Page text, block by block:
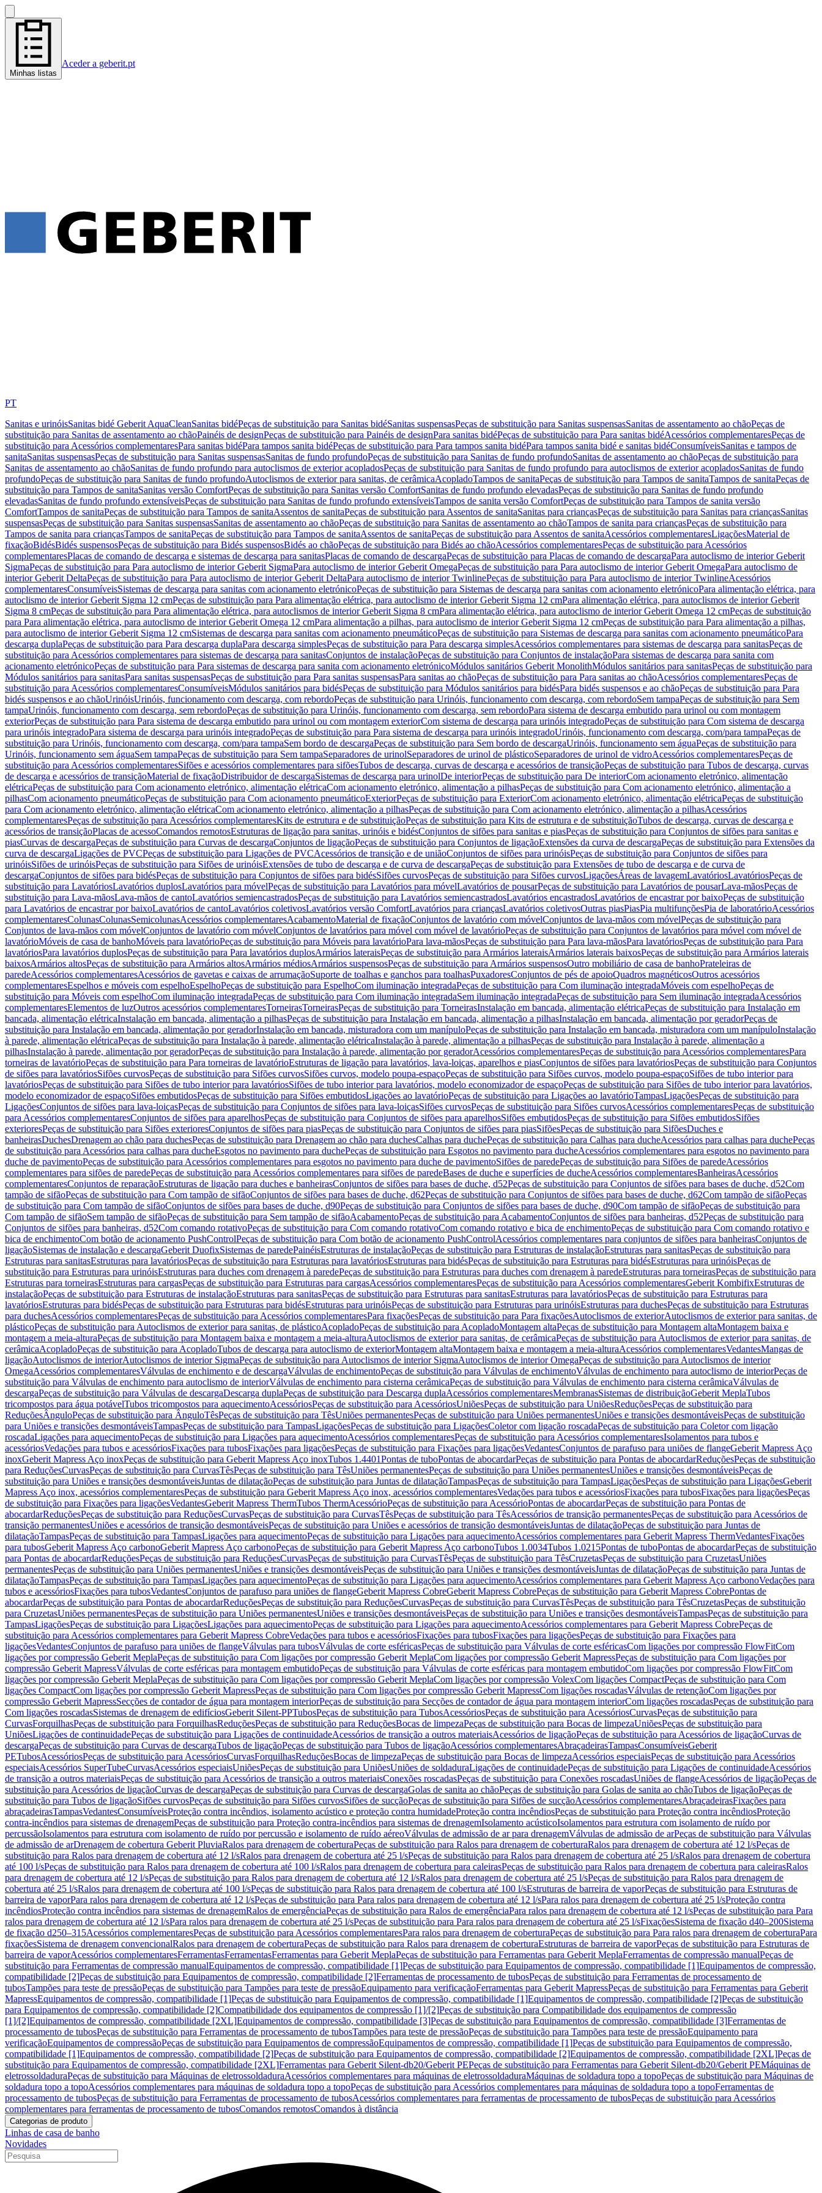
Minhas listas
Aceder a geberit.pt
PT
Sanitas e urinóisSanitas bidé Geberit AquaCleanSanitas bidéPeças de substituição para Sanitas bidéSanitas suspensasPeças de substituição para Sanitas suspensasSanitas de assentamento ao chãoPeças de
substituição para Sanitas de assentamento ao chãoPainéis de designPeças de substituição para Painéis de designPara sanitas bidéPeças de substituição para Para sanitas bidéAcessórios complementaresPeças de
substituição para Acessórios complementaresPara sanitas bidéPara tampos sanita bidéPeças de substituição para Para tampos sanita bidéPara tampos sanita bidé e sanitas bidéConsumíveisSanitas e tampos de
sanitaSanitas suspensasPeças de substituição para Sanitas suspensasSanitas de fundo profundoPeças de substituição para Sanitas de fundo profundoSanitas de assentamento ao chãoPeças de substituição para
Sanitas de assentamento ao chãoSanitas de fundo profundo para autoclismos de exterior acopladosPeças de substituição para Sanitas de fundo profundo para autoclismos de exterior acopladosSanitas de fundo
profundoPeças de substituição para Sanitas de fundo profundoAutoclismos de exterior para sanitas, de cerâmicaAcopladoTampos de sanitaPeças de substituição para Tampos de sanitaTampos de sanitaPeças de
substituição para Tampos de sanitaSanitas versão ComfortPeças de substituição para Sanitas versão ComfortSanitas de fundo profundo elevadasPeças de substituição para Sanitas de fundo profundo
elevadasSanitas de fundo profundo extensíveisPeças de substituição para Sanitas de fundo profundo extensíveisTampos de sanita versão ComfortPeças de substituição para Tampos de sanita versão
ComfortTampos de sanitaPeças de substituição para Tampos de sanitaAssentos de sanitaPeças de substituição para Assentos de sanitaSanitas para criançasPeças de substituição para Sanitas para criançasSanitas
suspensasPeças de substituição para Sanitas suspensasSanitas de assentamento ao chãoPeças de substituição para Sanitas de assentamento ao chãoTampos de sanita para criançasPeças de substituição para
Tampos de sanita para criançasTampos de sanitaPeças de substituição para Tampos de sanitaAssentos de sanitaPeças de substituição para Assentos de sanitaAcessórios complementaresLigaçõesMaterial de
fixaçãoBidésBidés suspensosPeças de substituição para Bidés suspensosBidés ao chãoPeças de substituição para Bidés ao chãoAcessórios complementaresPeças de substituição para Acessórios
complementaresPlacas de comando de descarga e sistemas de descarga para sanitasPlacas de comando de descargaPeças de substituição para Placas de comando de descargaPara autoclismo de interior Geberit
SigmaPeças de substituição para Para autoclismo de interior Geberit SigmaPara autoclismo de interior Geberit OmegaPeças de substituição para Para autoclismo de interior Geberit OmegaPara autoclismo de
interior Geberit DeltaPeças de substituição para Para autoclismo de interior Geberit DeltaPara autoclismo de interior TwinlinePeças de substituição para Para autoclismo de interior TwinlineAcessórios
complementaresConsumíveisSistemas de descarga para sanitas com acionamento eletrónicoPeças de substituição para Sistemas de descarga para sanitas com acionamento eletrónicoPara alimentação elétrica, para
autoclismo de interior Geberit Sigma 12 cmPeças de substituição para Para alimentação elétrica, para autoclismo de interior Geberit Sigma 12 cmPara alimentação elétrica, para autoclismos de interior Geberit
Sigma 8 cmPeças de substituição para Para alimentação elétrica, para autoclismos de interior Geberit Sigma 8 cmPara alimentação elétrica, para autoclismo de interior Geberit Omega 12 cmPeças de substituição
para Para alimentação elétrica, para autoclismo de interior Geberit Omega 12 cmPara alimentação a pilhas, para autoclismo de interior Geberit Sigma 12 cmPeças de substituição para Para alimentação a pilhas,
para autoclismo de interior Geberit Sigma 12 cmSistemas de descarga para sanitas com acionamento pneumáticoPeças de substituição para Sistemas de descarga para sanitas com acionamento pneumáticoPara
descarga duplaPeças de substituição para Para descarga duplaPara descarga simplesPeças de substituição para Para descarga simplesAcessórios complementares para sistemas de descarga para sanitasPeças de
substituição para Acessórios complementares para sistemas de descarga para sanitasConjuntos de instalaçãoPeças de substituição para Conjuntos de instalaçãoPara sistemas de descarga para sanita com
acionamento eletrónicoPeças de substituição para Para sistemas de descarga para sanita com acionamento eletrónicoMódulos sanitários Geberit MonolithMódulos sanitários para sanitasPeças de substituição para
Módulos sanitários para sanitasPara sanitas suspensasPeças de substituição para Para sanitas suspensasPara sanitas ao chãoPeças de substituição para Para sanitas ao chãoAcessórios complementaresPeças de
substituição para Acessórios complementaresConsumíveisMódulos sanitários para bidésPeças de substituição para Módulos sanitários para bidésPara bidés suspensos e ao chãoPeças de substituição para Para
bidés suspensos e ao chãoUrinóisUrinóis, funcionamento com descarga, com rebordoPeças de substituição para Urinóis, funcionamento com descarga, com rebordoSem tampaPeças de substituição para Sem
tampaUrinóis, funcionamento com descarga, sem rebordoPeças de substituição para Urinóis, funcionamento com descarga, sem rebordoPara sistema de descarga embutido para urinol ou com montagem
exteriorPeças de substituição para Para sistema de descarga embutido para urinol ou com montagem exteriorCom sistema de descarga para urinóis integradoPeças de substituição para Com sistema de descarga
para urinóis integradoPara sistema de descarga para urinóis integradoPeças de substituição para Para sistema de descarga para urinóis integradoUrinóis, funcionamento com descarga, com/para tampaPeças de
substituição para Urinóis, funcionamento com descarga, com/para tampaSem bordo de descargaPeças de substituição para Sem bordo de descargaUrinóis, funcionamento sem águaPeças de substituição para
Urinóis, funcionamento sem águaSem tampaPeças de substituição para Sem tampaSeparadores de urinolSeparadores de urinol de plásticoSeparadores de urinol de vidroAcessórios complementaresPeças de
substituição para Acessórios complementaresSifões e acessórios complementares para sifõesTubos de descarga, curvas de descarga e acessórios de transiçãoPeças de substituição para Tubos de descarga, curvas
de descarga e acessórios de transiçãoMaterial de fixaçãoDistribuidor de descargaSistemas de descarga para urinolDe interiorPeças de substituição para De interiorCom acionamento eletrónico, alimentação
elétricaPeças de substituição para Com acionamento eletrónico, alimentação elétricaCom acionamento eletrónico, alimentação a pilhasPeças de substituição para Com acionamento eletrónico, alimentação a
pilhasCom acionamento pneumáticoPeças de substituição para Com acionamento pneumáticoExteriorPeças de substituição para ExteriorCom acionamento eletrónico, alimentação elétricaPeças de substituição
para Com acionamento eletrónico, alimentação elétricaCom acionamento eletrónico, alimentação a pilhasPeças de substituição para Com acionamento eletrónico, alimentação a pilhasAcessórios
complementaresPeças de substituição para Acessórios complementaresKits de estrutura e de substituiçãoPeças de substituição para Kits de estrutura e de substituiçãoTubos de descarga, curvas de descarga e
acessórios de transiçãoPlacas de acessoComandos remotosEstruturas de ligação para sanitas, urinóis e bidésConjuntos de sifões para sanitas e piasPeças de substituição para Conjuntos de sifões para sanitas e
piasCurvas de descargaPeças de substituição para Curvas de descargaConjuntos de ligaçãoPeças de substituição para Conjuntos de ligaçãoExtensões da curva de descargaPeças de substituição para Extensões da
curva de descargaLigações de PVCPeças de substituição para Ligações de PVCAcessórios de transição e de uniãoConjuntos de sifões para urinóisPeças de substituição para Conjuntos de sifões para
urinóisSifões de urinóisPeças de substituição para Sifões de urinóisExtensões de tubo de descarga e de curva de descargaPeças de substituição para Extensões de tubo de descarga e de curva de
descargaConjuntos de sifões para bidésPeças de substituição para Conjuntos de sifões para bidésSifões curvosPeças de substituição para Sifões curvosLigaçõesÁreas de lavagemLavatóriosLavatóriosPeças de
substituição para LavatóriosLavatórios duplosLavatórios para móvelPeças de substituição para Lavatórios para móvelLavatórios de pousarPeças de substituição para Lavatórios de pousarLava-mãosPeças de
substituição para Lava-mãosLava-mãos de cantoLavatórios semiencastradosPeças de substituição para Lavatórios semiencastradosLavatórios encastradosLavatórios de encastrar por baixoPeças de substituição
para Lavatórios de encastrar por baixoLavatórios de cantoLavatórios coletivosLavatórios versão ComfortLavatórios para criançasLavatórios coletivosOutras piasPiasPia multifunçõesPia de laboratórioAcessórios
complementaresColunasColunasSemicolunasAcessórios complementaresAcabamentoMaterial de fixaçãoConjuntos de lavatório com móvelConjuntos de lava-mãos com móvelPeças de substituição para
Conjuntos de lava-mãos com móvelConjuntos de lavatório com móvelConjuntos de lavatórios para móvel com móvel de lavatórioPeças de substituição para Conjuntos de lavatórios para móvel com móvel de
lavatórioMóveis de casa de banhoMóveis para lavatórioPeças de substituição para Móveis para lavatórioPara lava-mãosPeças de substituição para Para lava-mãosPara lavatóriosPeças de substituição para Para
lavatóriosPara lavatórios duplosPeças de substituição para Para lavatórios duplosArmários lateraisPeças de substituição para Armários lateraisArmários laterais baixosPeças de substituição para Armários laterais
baixosArmários altosPeças de substituição para Armários altosArmários médiosArmários suspensosPeças de substituição para Armários suspensosOutro mobiliário de casa de banhoPrateleiras de
paredeAcessórios complementaresAcessórios de gavetas e caixas de arrumaçãoSuporte de toalhas e ganchos para toalhasPuxadoresConjuntos de pés de apoioQuadros magnéticosOutros acessórios
complementaresEspelhos e móveis com espelhoEspelhoPeças de substituição para EspelhoCom iluminação integradaPeças de substituição para Com iluminação integradaMóveis com espelhoPeças de
substituição para Móveis com espelhoCom iluminação integradaPeças de substituição para Com iluminação integradaSem iluminação integradaPeças de substituição para Sem iluminação integradaAcessórios
complementaresElementos de luzOutros acessórios complementaresTorneirasTorneirasPeças de substituição para TorneirasInstalação em bancada, alimentação elétricaPeças de substituição para Instalação em
bancada, alimentação elétricaInstalação em bancada, alimentação a pilhasPeças de substituição para Instalação em bancada, alimentação a pilhasInstalação em bancada, alimentação por geradorPeças de
substituição para Instalação em bancada, alimentação por geradorInstalação em bancada, misturadora com um manípuloPeças de substituição para Instalação em bancada, misturadora com um manípuloInstalação
à parede, alimentação elétricaPeças de substituição para Instalação à parede, alimentação elétricaInstalação à parede, alimentação a pilhasPeças de substituição para Instalação à parede, alimentação a
pilhasInstalação à parede, alimentação por geradorPeças de substituição para Instalação à parede, alimentação por geradorAcessórios complementaresPeças de substituição para Acessórios complementaresPara
torneiras de lavatórioPeças de substituição para Para torneiras de lavatórioEstruturas de ligação para lavatórios, lava-loiças, aparelhos e piasConjuntos de sifões para lavatóriosPeças de substituição para Conjuntos
de sifões para lavatóriosSifões curvosPeças de substituição para Sifões curvosSifões curvos, modelo poupa-espaçoPeças de substituição para Sifões curvos, modelo poupa-espaçoSifões de tubo interior para
lavatóriosPeças de substituição para Sifões de tubo interior para lavatóriosSifões de tubo interior para lavatórios, modelo economizador de espaçoPeças de substituição para Sifões de tubo interior para lavatórios,
modelo economizador de espaçoSifões embutidosPeças de substituição para Sifões embutidosLigações ao lavatórioPeças de substituição para Ligações ao lavatórioTampasLigaçõesPeças de substituição para
LigaçõesConjuntos de sifões para lava-loiçasPeças de substituição para Conjuntos de sifões para lava-loiçasSifões curvosPeças de substituição para Sifões curvosAcessórios complementaresPeças de substituição
para Acessórios complementaresConjuntos de sifões para aparelhosPeças de substituição para Conjuntos de sifões para aparelhosSifões embutidosPeças de substituição para Sifões embutidosSifões
exterioresPeças de substituição para Sifões exterioresConjuntos de sifões para piasPeças de substituição para Conjuntos de sifões para piasSifõesPeças de substituição para SifõesDuches e
banheirasDuchesDrenagem ao chão para duchesPeças de substituição para Drenagem ao chão para duchesCalhas para duchePeças de substituição para Calhas para ducheAcessórios para calhas para duchePeças
de substituição para Acessórios para calhas para ducheEsgotos no pavimento para duchePeças de substituição para Esgotos no pavimento para ducheAcessórios complementares para esgotos no pavimento para
duche de pavimentoPeças de substituição para Acessórios complementares para esgotos no pavimento para duche de pavimentoSifões de paredePeças de substituição para Sifões de paredeAcessórios
complementares para sifões de paredePeças de substituição para Acessórios complementares para sifões de paredeBases de duche e superfícies de ducheAcessórios complementaresBanheirasAcessórios
complementaresConjuntos de reparaçãoEstruturas de ligação para duches e banheirasConjuntos de sifões para bases de duche, d52Peças de substituição para Conjuntos de sifões para bases de duche, d52Com
tampão de sifãoPeças de substituição para Com tampão de sifãoConjuntos de sifões para bases de duche, d62Peças de substituição para Conjuntos de sifões para bases de duche, d62Com tampão de sifãoPeças
de substituição para Com tampão de sifãoConjuntos de sifões para bases de duche, d90Peças de substituição para Conjuntos de sifões para bases de duche, d90Com tampão de sifãoPeças de substituição para
Com tampão de sifãoSem tampão de sifãoPeças de substituição para Sem tampão de sifãoAcabamentoPeças de substituição para AcabamentoConjuntos de sifões para banheiras, d52Peças de substituição para
Conjuntos de sifões para banheiras, d52Com comando rotativoPeças de substituição para Com comando rotativoCom comando rotativo e bica de enchimentoPeças de substituição para Com comando rotativo e
bica de enchimentoCom botão de acionamento PushControlPeças de substituição para Com botão de acionamento PushControlAcessórios complementares para conjuntos de sifões para banheirasConjuntos de
ligaçãoSistemas de instalação e descargaGeberit DuofixSistemas de paredePainéisEstruturas de instalaçãoPeças de substituição para Estruturas de instalaçãoEstruturas para sanitasPeças de substituição para
Estruturas para sanitasEstruturas para lavatóriosPeças de substituição para Estruturas para lavatóriosEstruturas para bidésPeças de substituição para Estruturas para bidésEstruturas para urinóisPeças de
substituição para Estruturas para urinóisEstruturas para duches com drenagem à paredePeças de substituição para Estruturas para duches com drenagem à paredeEstruturas para torneirasPeças de substituição para
Estruturas para torneirasEstruturas para cargasPeças de substituição para Estruturas para cargasAcessórios complementaresPeças de substituição para Acessórios complementaresGeberit KombifixEstruturas de
instalaçãoPeças de substituição para Estruturas de instalaçãoEstruturas para sanitasPeças de substituição para Estruturas para sanitasEstruturas para lavatóriosPeças de substituição para Estruturas para
lavatóriosEstruturas para bidésPeças de substituição para Estruturas para bidésEstruturas para urinóisPeças de substituição para Estruturas para urinóisEstruturas para duchesPeças de substituição para Estruturas
para duchesAcessórios complementaresPeças de substituição para Acessórios complementaresPara fixaçõesPeças de substituição para Para fixaçõesAutoclismos de exteriorAutoclismos de exterior para sanitas, de
plásticoPeças de substituição para Autoclismos de exterior para sanitas, de plásticoAcopladoPeças de substituição para AcopladoMontagem altaPeças de substituição para Montagem altaMontagem baixa e
montagem a meia-alturaPeças de substituição para Montagem baixa e montagem a meia-alturaAutoclismos de exterior para sanitas, de cerâmicaPeças de substituição para Autoclismos de exterior para sanitas, de
cerâmicaAcopladoPeças de substituição para AcopladoTubos de descarga para autoclismo de exteriorMontagem altaMontagem baixa e montagem a meia-alturaAcessórios complementaresVedantesMangas de
ligaçãoAutoclismos de interiorAutoclismos de interior SigmaPeças de substituição para Autoclismos de interior SigmaAutoclismos de interior OmegaPeças de substituição para Autoclismos de interior
OmegaAcessórios complementaresVálvulas de enchimento e de descargaVálvulas de enchimentoPeças de substituição para Válvulas de enchimentoVálvulas de enchimento para autoclismo de interiorPeças de
substituição para Válvulas de enchimento para autoclismo de interiorVálvulas de enchimento para cisterna cerâmicaPeças de substituição para Válvulas de enchimento para cisterna cerâmicaVálvulas de
descargaPeças de substituição para Válvulas de descargaDescarga duplaPeças de substituição para Descarga duplaAcessórios complementaresMembranasSistemas de distribuiçãoGeberit MeplaTubos
tricompostos para água potávelTubos tricompostos para aquecimentoAcessóriosPeças de substituição para AcessóriosUniõesPeças de substituição para UniõesReduçõesPeças de substituição para
ReduçõesÂnguloPeças de substituição para ÂnguloTêsPeças de substituição para TêsUniões permanentesPeças de substituição para Uniões permanentesUniões e transições desmontáveisPeças de substituição
para Uniões e transições desmontáveisTampasPeças de substituição para TampasLigaçõesPeças de substituição para LigaçõesColetor com ligação roscadaPeças de substituição para Coletor com ligação
roscadaLigações para aquecimentoPeças de substituição para Ligações para aquecimentoAcessórios complementaresPeças de substituição para Acessórios complementaresIsolamentos para tubos e
acessóriosVedações para tubos e acessóriosFixações para tubosFixações para ligaçõesPeças de substituição para Fixações para ligaçõesVedantesConjuntos de parafuso para uniões de flangeGeberit Mapress Aço
inoxGeberit Mapress Aço inoxPeças de substituição para Geberit Mapress Aço inoxTubos 1.4401Pontas de tuboPontas de abocardarPeças de substituição para Pontas de abocardarReduçõesPeças de substituição
para ReduçõesCurvasPeças de substituição para CurvasTêsPeças de substituição para TêsUniões permanentesPeças de substituição para Uniões permanentesUniões e transições desmontáveisPeças de
substituição para Uniões e transições desmontáveisJuntas de dilataçãoPeças de substituição para Juntas de dilataçãoTampasPeças de substituição para TampasLigaçõesPeças de substituição para LigaçõesGeberit
Mapress Aço inox, acessórios complementaresPeças de substituição para Geberit Mapress Aço inox, acessórios complementaresVedações para tubos e acessóriosFixações para tubosFixações para ligaçõesPeças
de substituição para Fixações para ligaçõesVedantesGeberit Mapress ThermTubos ThermAcessórioPeças de substituição para AcessórioPontas de abocardarPeças de substituição para Pontas de
abocardarReduçõesPeças de substituição para ReduçõesCurvasPeças de substituição para CurvasTêsPeças de substituição para TêsAcessórios de transição permanentesPeças de substituição para Acessórios de
transição permanentesUniões e acessórios de transição desmontáveisPeças de substituição para Uniões e acessórios de transição desmontáveisJuntas de dilataçãoPeças de substituição para Juntas de
dilataçãoTampasPeças de substituição para TampasLigações para aquecimentoPeças de substituição para Ligações para aquecimentoAcessórios complementares para Geberit Mapress ThermVedantesFixações
para tubosGeberit Mapress Aço carbonoGeberit Mapress Aço carbonoPeças de substituição para Geberit Mapress Aço carbonoTubos 1.0034Tubos 1.0215Pontas de tuboPontas de abocardarPeças de substituição
para Pontas de abocardarReduçõesPeças de substituição para ReduçõesCurvasPeças de substituição para CurvasTêsPeças de substituição para TêsCruzetasPeças de substituição para CruzetasUniões
permanentesPeças de substituição para Uniões permanentesUniões e transições desmontáveisPeças de substituição para Uniões e transições desmontáveisJuntas de dilataçãoPeças de substituição para Juntas de
dilataçãoTampasPeças de substituição para TampasLigações para aquecimentoPeças de substituição para Ligações para aquecimentoAcessórios complementares para Geberit Mapress Aço carbonoVedações para
tubos e acessóriosFixações para tubosVedantesConjuntos de parafuso para uniões de flangeGeberit Mapress CobreGeberit Mapress CobrePeças de substituição para Geberit Mapress CobrePontas de
abocardarPeças de substituição para Pontas de abocardarReduçõesPeças de substituição para ReduçõesCurvasPeças de substituição para CurvasTêsPeças de substituição para TêsCruzetasPeças de substituição
para CruzetasUniões permanentesPeças de substituição para Uniões permanentesUniões e transições desmontáveisPeças de substituição para Uniões e transições desmontáveisTampasPeças de substituição para
TampasLigaçõesPeças de substituição para LigaçõesLigações para aquecimentoPeças de substituição para Ligações para aquecimentoAcessórios complementares para Geberit Mapress CobrePeças de
substituição para Acessórios complementares para Geberit Mapress CobreVedações para tubos e acessóriosFixações para tubosFixações para ligaçõesPeças de substituição para Fixações para
ligaçõesVedantesConjuntos de parafuso para uniões de flangeVálvulas para tubosVálvulas de corte esféricasPeças de substituição para Válvulas de corte esféricasCom ligações por compressão FlowFitCom
ligações por compressão Geberit MeplaPeças de substituição para Com ligações por compressão Geberit MeplaCom ligações por compressão Geberit MapressPeças de substituição para Com ligações por
compressão Geberit MapressVálvulas de corte esféricas para montagem embutidoPeças de substituição para Válvulas de corte esféricas para montagem embutidoCom ligações por compressão FlowFitCom
ligações por compressão Geberit MeplaPeças de substituição para Com ligações por compressão Geberit MeplaCom ligações por compressão VolexCom ligações CompactPeças de substituição para Com
ligações CompactCom ligações por compressão Geberit MapressPeças de substituição para Com ligações por compressão Geberit MapressCom ligações roscadasVálvulas de retençãoCom ligações por
compressão Geberit MapressSecções de contador de água para montagem interiorPeças de substituição para Secções de contador de água para montagem interiorCom ligações roscadasPeças de substituição para
Com ligações roscadasSistemas de drenagem de edifíciosGeberit Silent-PPTubosPeças de substituição para TubosAcessóriosPeças de substituição para AcessóriosCurvasPeças de substituição para
CurvasForquilhasPeças de substituição para ForquilhasReduçõesPeças de substituição para ReduçõesBocas de limpezaPeças de substituição para Bocas de limpezaUniõesPeças de substituição para
UniõesLigações de continuidadePeças de substituição para Ligações de continuidadeAcessórios de transição a outros materiaisAcessórios de ligaçãoPeças de substituição para Acessórios de ligaçãoCurvas de
descargaPeças de substituição para Curvas de descargaTubos de ligaçãoPeças de substituição para Tubos de ligaçãoAcessórios complementaresAbraçadeirasTampasConsumíveisGeberit
PETubosAcessóriosPeças de substituição para AcessóriosCurvasForquilhasReduçõesBocas de limpezaPeças de substituição para Bocas de limpezaAcessórios especiaisPeças de substituição para Acessórios
especiaisAcessórios SuperTubeCurvasAcessórios especiaisUniõesPeças de substituição para UniõesUniões de soldaduraLigações de continuidadePeças de substituição para Ligações de continuidadeAcessórios
de transição a outros materiaisPeças de substituição para Acessórios de transição a outros materiaisConexões roscadasPeças de substituição para Conexões roscadasUniões de flangeAcessórios de ligaçãoPeças de
substituição para Acessórios de ligaçãoCurvas de descargaPeças de substituição para Curvas de descargaGolas de sanita ao chãoPeças de substituição para Golas de sanita ao chãoTubos de ligaçãoPeças de
substituição para Tubos de ligaçãoSifões curvosPeças de substituição para Sifões curvosSifões de sucçãoPeças de substituição para Sifões de sucçãoAcessórios complementaresAbraçadeirasFixações para
abraçadeirasTampasVedantesConsumíveisProteção contra incêndios, isolamento acústico e proteção contra humidadeProteção contra incêndiosPeças de substituição para Proteção contra incêndiosProteção
contra-incêndios para sistemas de drenagemPeças de substituição para Proteção contra-incêndios para sistemas de drenagemIsolamento acústicoIsolamentos para estrutura com isolamento de ruído por
percussãoIsolamentos para estrutura com isolamento de ruído por percussão e isolamento de ruído aéreoVálvulas de admissão de ar para drenagemVálvulas de admissão de arPeças de substituição para Válvulas
de admissão de arDrenagem de cobertura Geberit PluviaRalos para drenagem de coberturaPeças de substituição para Ralos para drenagem de coberturaRalos para drenagem de cobertura até 12 l/sPeças de
substituição para Ralos para drenagem de cobertura até 12 l/sRalos para drenagem de cobertura até 25 l/sPeças de substituição para Ralos para drenagem de cobertura até 25 l/sRalos para drenagem de cobertura
até 100 l/sPeças de substituição para Ralos para drenagem de cobertura até 100 l/sRalos para drenagem de cobertura para caleirasPeças de substituição para Ralos para drenagem de cobertura para caleirasRalos
para drenagem de cobertura até 12 l/sPeças de substituição para Ralos para drenagem de cobertura até 12 l/sRalos para drenagem de cobertura até 25 l/sPeças de substituição para Ralos para drenagem de
cobertura até 25 l/sRalos para drenagem de cobertura até 100 l/sPeças de substituição para Ralos para drenagem de cobertura até 100 l/sEstruturas de barreira de vaporPeças de substituição para Estruturas de
barreira de vaporPara ralos para drenagem de cobertura até 12 l/sPeças de substituição para Para ralos para drenagem de cobertura até 12 l/sPara ralos para drenagem de cobertura até 25 l/sProteção contra
incêndiosProteção contra incêndios para sistemas de drenagemRalos de emergênciaPeças de substituição para Ralos de emergênciaPara ralos para drenagem de cobertura até 12 l/sPeças de substituição para Para
ralos para drenagem de cobertura até 12 l/sPara ralos para drenagem de cobertura até 25 l/sPeças de substituição para Para ralos para drenagem de cobertura até 25 l/sFixaçõesSistema de fixação d40–200Sistema
de fixação d250–315Acessórios complementaresPeças de substituição para Acessórios complementaresPara ralos para drenagem de coberturaPeças de substituição para Para ralos para drenagem de coberturaPara
fixaçõesSistema de drenagem convencionalRalos para drenagem de coberturaPeças de substituição para Ralos para drenagem de coberturaEstruturas de barreira de vaporPeças de substituição para Estruturas de
barreira de vaporAcessórios complementaresFerramentasFerramentasFerramentas para Geberit MeplaPeças de substituição para Ferramentas para Geberit MeplaFerramentas de compressão manualPeças de
substituição para Ferramentas de compressão manualEquipamentos de compressão, compatibilidade [1]Peças de substituição para Equipamentos de compressão, compatibilidade [1]Equipamentos de compressão,
compatibilidade [2]Peças de substituição para Equipamentos de compressão, compatibilidade [2]Ferramentas de processamento de tubosPeças de substituição para Ferramentas de processamento de
tubosTampões para teste de pressãoPeças de substituição para Tampões para teste de pressãoEquipamento para verificaçãoFerramentas para Geberit MapressPeças de substituição para Ferramentas para Geberit
MapressEquipamentos de compressão, compatibilidade [1]Peças de substituição para Equipamentos de compressão, compatibilidade [1]Equipamentos de compressão, compatibilidade [2]Peças de substituição
para Equipamentos de compressão, compatibilidade [2]Compatibilidade dos equipamentos de compressão [1]/[2]Peças de substituição para Compatibilidade dos equipamentos de compressão
[1]/[2]Equipamentos de compressão, compatibilidade [2XL]Equipamentos de compressão, compatibilidade [3]Peças de substituição para Equipamentos de compressão, compatibilidade [3]Ferramentas de
processamento de tubosPeças de substituição para Ferramentas de processamento de tubosTampões para teste de pressãoPeças de substituição para Tampões para teste de pressãoEquipamento para
verificaçãoEquipamentos de compressãoPeças de substituição para Equipamentos de compressãoEquipamentos de compressão, compatibilidade [1]Peças de substituição para Equipamentos de compressão,
compatibilidade [1]Equipamentos de compressão, compatibilidade [2]Peças de substituição para Equipamentos de compressão, compatibilidade [2]Equipamentos de compressão, compatibilidade [2XL]Peças de
substituição para Equipamentos de compressão, compatibilidade [2XL]Ferramentas para Geberit Silent-db20/Geberit PEPeças de substituição para Ferramentas para Geberit Silent-db20/Geberit PEMáquinas de
eletrossoldaduraPeças de substituição para Máquinas de eletrossoldaduraAcessórios complementares para máquinas de eletrossoldaduraMáquinas de soldadura topo a topoPeças de substituição para Máquinas de
soldadura topo a topoAcessórios complementares para máquinas de soldadura topo a topoPeças de substituição para Acessórios complementares para máquinas de soldadura topo a topoFerramentas de
processamento de tubosPeças de substituição para Ferramentas de processamento de tubosAcessórios complementares para ferramentas de processamento de tubosPeças de substituição para Acessórios
complementares para ferramentas de processamento de tubosComandos remotosComandos à distância
Categorias de produto
Linhas de casa de banho
Novidades